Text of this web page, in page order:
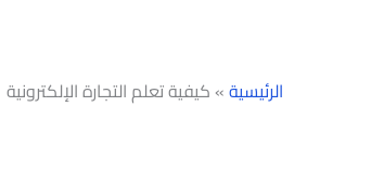
الرئيسية» كيفية تعلم التجارة الإلكترونية